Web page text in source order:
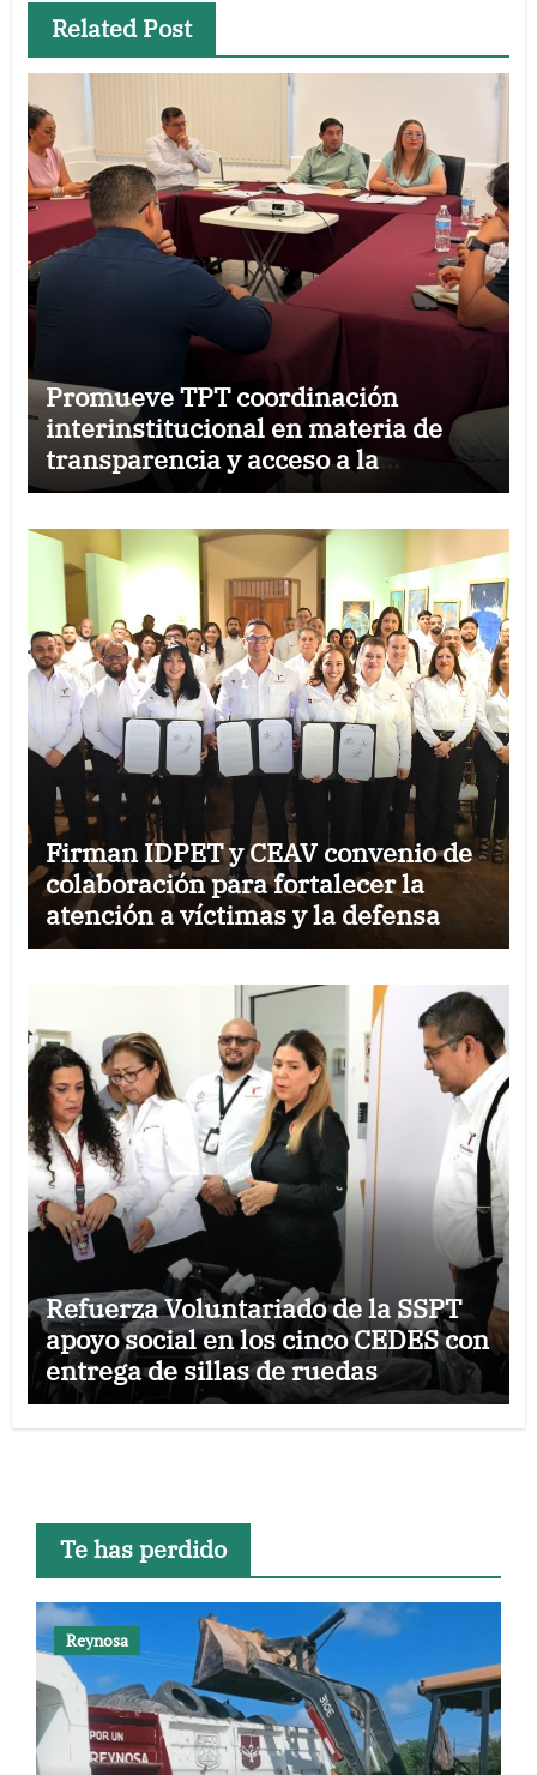
Related Post
Promueve TPT coordinación
interinstitucional en materia de
transparencia y acceso a la
información pública
Firman IDPET y CEAV convenio de
colaboración para fortalecer la
atención a víctimas y la defensa
jurídica en Tamaulipas
Refuerza Voluntariado de la SSPT
apoyo social en los cinco CEDES con
entrega de sillas de ruedas
Te has perdido
Reynosa